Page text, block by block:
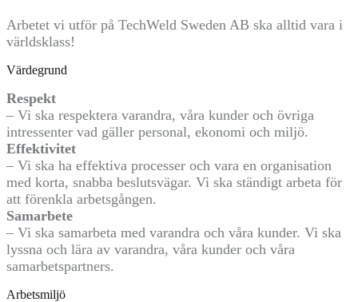
Arbetet vi utför på TechWeld Sweden AB ska alltid vara i
världsklass!
Värdegrund
Respekt
– Vi ska respektera varandra, våra kunder och övriga
intressenter vad gäller personal, ekonomi och miljö.
Effektivitet
– Vi ska ha effektiva processer och vara en organisation
med korta, snabba beslutsvägar. Vi ska ständigt arbeta för
att förenkla arbetsgången.
Samarbete
– Vi ska samarbeta med varandra och våra kunder. Vi ska
lyssna och lära av varandra, våra kunder och våra
samarbetspartners.
Arbetsmiljö